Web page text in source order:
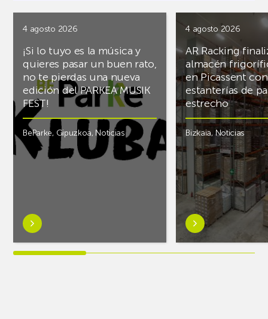
4 agosto 2026
¡Si lo tuyo es la música y
quieres pasar un buen rato,
no te pierdas una nueva
edición del PARKEA MUSIK
FEST!
BeParke, Gipuzkoa, Noticias
Saber
más
sobre¡Si
4 agosto 2026
AR Racking
almacén
en Picassent con
estanterías de
estrecho
Bizkaia,Noticias
Saber
más